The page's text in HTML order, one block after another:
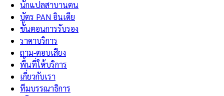
นักแปลสาบานตน
บัตร PAN อินเดีย
ขั้นตอนการรับรอง
ราคาบริการ
ถาม-ตอบเสียง
พื้นที่ให้บริการ
เกี่ยวกับเรา
ทีมบรรณาธิการ